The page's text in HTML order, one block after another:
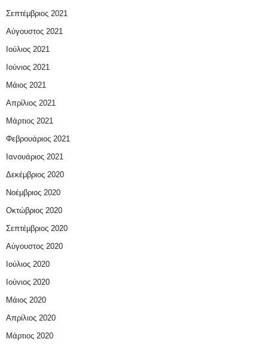
Σεπτέμβριος 2021
Αύγουστος 2021
Ιούλιος 2021
Ιούνιος 2021
Μάιος 2021
Απρίλιος 2021
Μάρτιος 2021
Φεβρουάριος 2021
Ιανουάριος 2021
Δεκέμβριος 2020
Νοέμβριος 2020
Οκτώβριος 2020
Σεπτέμβριος 2020
Αύγουστος 2020
Ιούλιος 2020
Ιούνιος 2020
Μάιος 2020
Απρίλιος 2020
Μάρτιος 2020